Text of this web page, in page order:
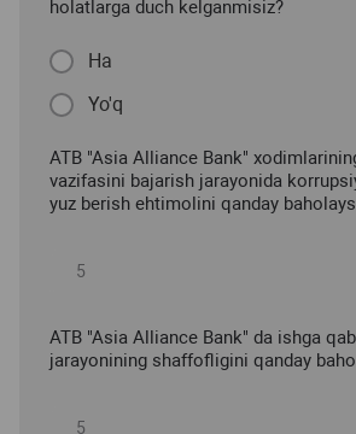
holatlarga duch kelganmisiz?
Ha
Yo'q
ATB "Asia Alliance Bank"
vazifasini bajarish jarayonida
yuz berish ehtimolini qanday
ATB "Asia Alliance Bank" da ishga
jarayonining shaffofligini qanday